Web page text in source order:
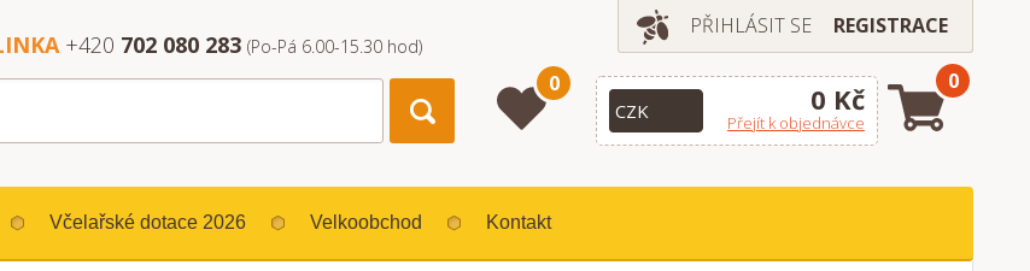
PŘIHLÁSIT SE REGISTRACE
+420 702 080 283 (Po-Pá 6.00-15.30 hod)
0 0 Kč
Přejít k objednávce
0
Včelařské dotace 2026 Velkoobchod Kontakt